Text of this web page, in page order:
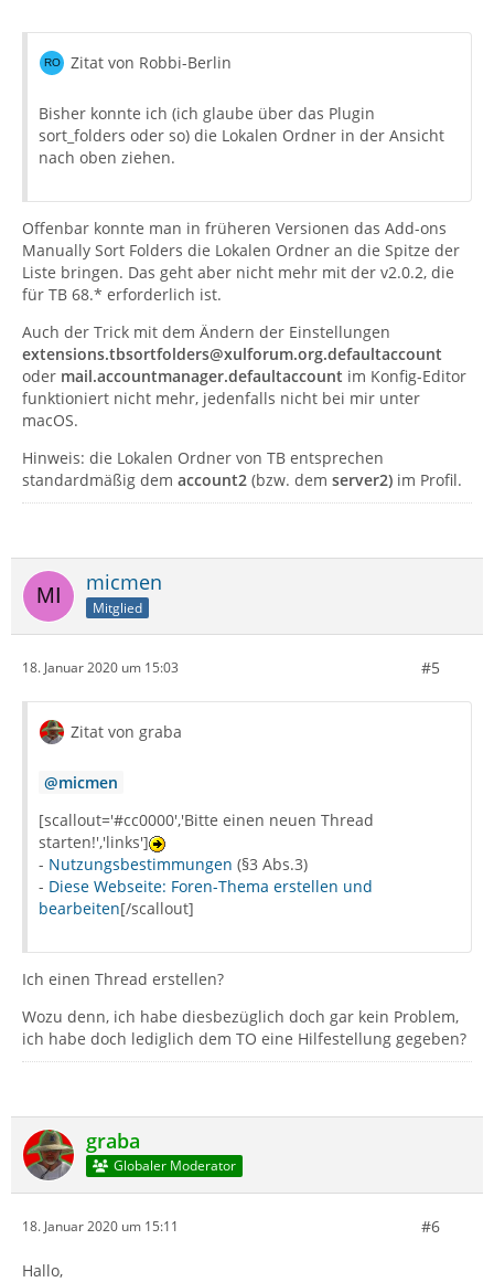
Zitat von Robbi-Berlin
Bisher konnte ich (ich glaube über das Plugin
sort_folders oder so) die Lokalen Ordner in der Ansicht
nach oben ziehen.
Offenbar konnte man in früheren Versionen das Add-ons
Manually Sort Folders die Lokalen Ordner an die Spitze der
Liste bringen. Das geht aber nicht mehr mit der v2.0.2, die
für TB 68.* erforderlich ist.
Auch der Trick mit dem Ändern der Einstellungen
extensions.tbsortfolders@xulforum.org.defaultaccount
oder mail.accountmanager.defaultaccount im Konfig-Editor
funktioniert nicht mehr, jedenfalls nicht bei mir unter
macOS.
Hinweis: die Lokalen Ordner von TB entsprechen
standardmäßig dem account2 (bzw. dem server2) im Profil.
micmen
Mitglied
18. Januar 2020 um 15:03 #5
Zitat von graba
micmen
[scallout='#cc0000','Bitte einen neuen Thread
starten!','links']
- Nutzungsbestimmungen (§3 Abs.3)
- Diese Webseite: Foren-Thema erstellen und
bearbeiten[/scallout]
Ich einen Thread erstellen?
Wozu denn, ich habe diesbezüglich doch gar kein Problem,
ich habe doch lediglich dem TO eine Hilfestellung gegeben?
graba
Globaler Moderator
18. Januar 2020 um 15:11 #6
Hallo,